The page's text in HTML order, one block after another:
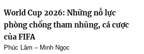
World Cup 2026: Những nỗ lực
phòng chống tham nhũng, cá cược
của FIFA
Phúc Lâm – Minh Ngọc